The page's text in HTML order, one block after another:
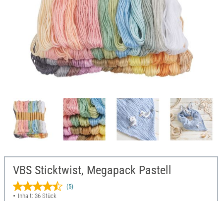
VBS Sticktwist, Megapack Pastell
(5)
Inhalt: 36 Stück